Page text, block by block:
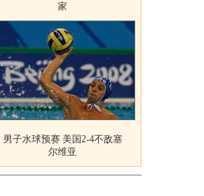
家
男子水球预赛 美国2-4不敌塞
尔维亚